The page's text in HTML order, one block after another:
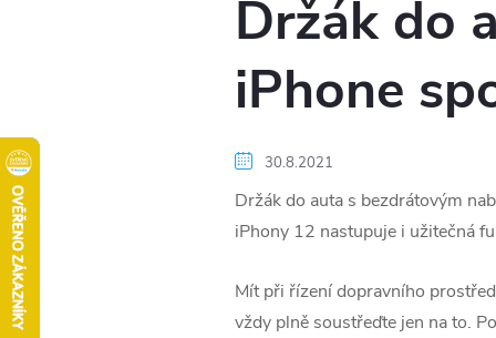
Držák do
iPhone
30.8.2021
Držák do auta s bezdrátovým
iPhony 12 nastupuje i užitečná
Mít při řízení dopravního
vždy plně soustřeďte jen na to.